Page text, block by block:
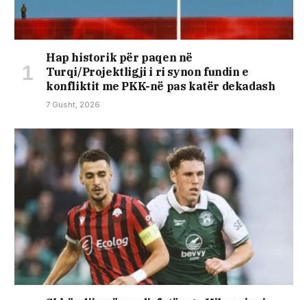
Hap historik për paqen në
Turqi/Projektligji i ri synon fundin e
konfliktit me PKK-në pas katër dekadash
7 Gusht, 2026